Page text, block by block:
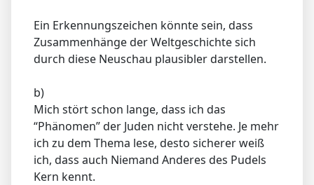
Ein Erkennungszeichen könnte sein, dass
Zusammenhänge der Weltgeschichte sich
durch diese Neuschau plausibler darstellen.
b)
Mich stört schon lange, dass ich das
“Phänomen” der Juden nicht verstehe. Je mehr
ich zu dem Thema lese, desto sicherer weiß
ich, dass auch Niemand Anderes des Pudels
Kern kennt.